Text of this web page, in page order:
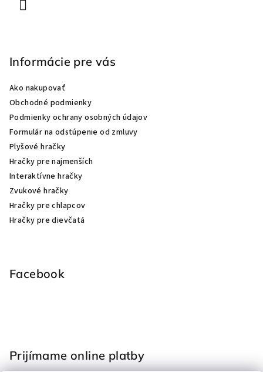
Informácie pre vás
Ako nakupovať
Obchodné podmienky
Podmienky ochrany osobných údajov
Formulár na odstúpenie od zmluvy
Plyšové hračky
Hračky pre najmenších
Interaktívne hračky
Zvukové hračky
Hračky pre chlapcov
Hračky pre dievčatá
Facebook
Prijímame online platby